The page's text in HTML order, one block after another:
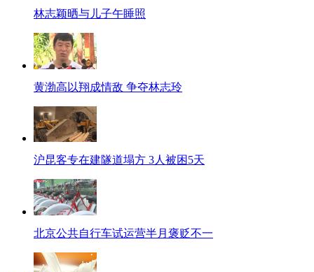
林志颖晒与儿子午睡照
黄渤高以翔成情敌 争夺林志玲
沪昆客专在建隧道塌方 3人被困5天
北京公共自行车试运营半月褒贬不一